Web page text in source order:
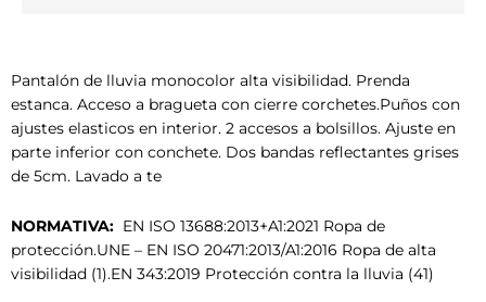
Pantalón de lluvia monocolor alta visibilidad. Prenda
estanca. Acceso a bragueta con cierre corchetes.Puños con
ajustes elasticos en interior. 2 accesos a bolsillos. Ajuste en
parte inferior con conchete. Dos bandas reflectantes grises
de 5cm. Lavado a te
NORMATIVA: EN ISO 13688:2013+A1:2021 Ropa de
protección.UNE – EN ISO 20471:2013/A1:2016 Ropa de alta
visibilidad (1).EN 343:2019 Protección contra la lluvia (41)